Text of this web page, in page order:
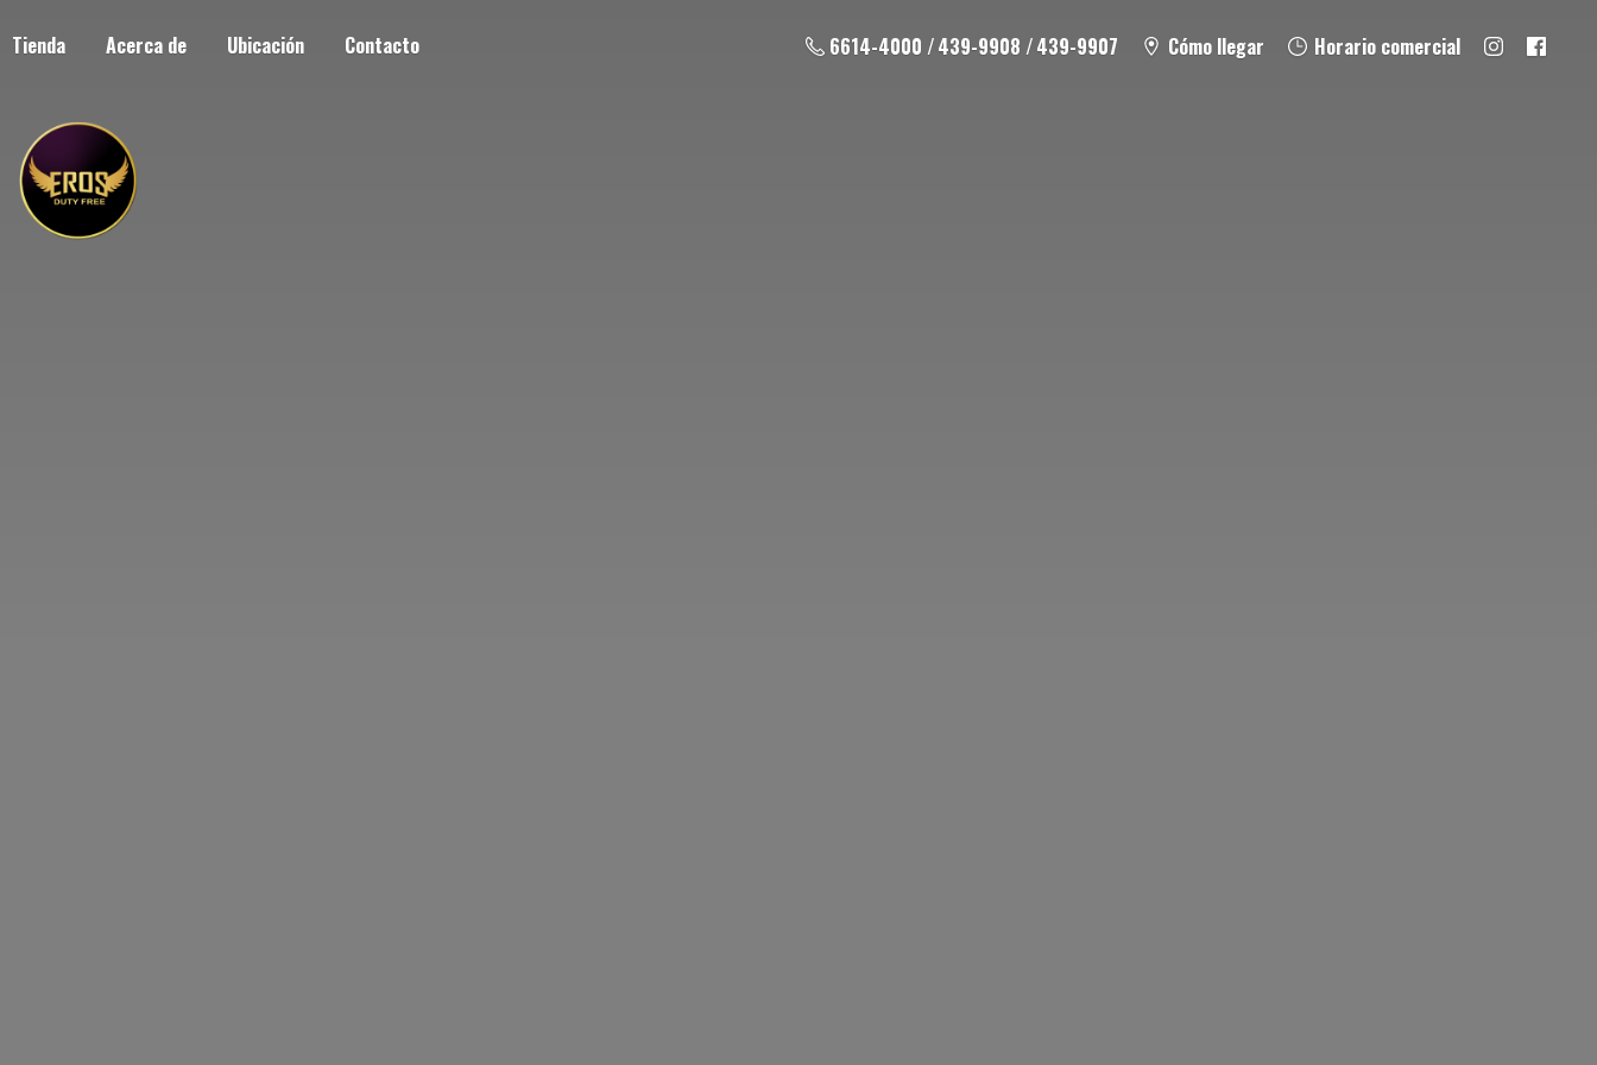
Tienda Acerca de Ubicación Contacto 6614-4000 / 439-9908 / 439-9907 Cómo llegar Horario comercial